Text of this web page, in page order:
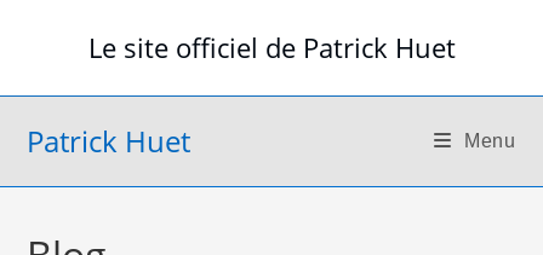
Le site officiel de Patrick Huet
Patrick Huet Menu